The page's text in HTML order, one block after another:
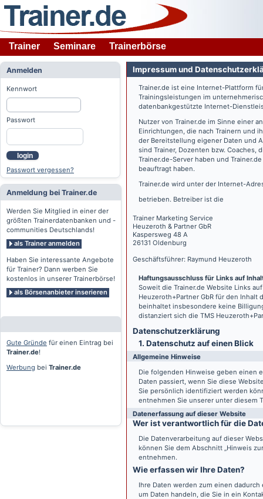
Trainer Seminare Trainerbörse
Anmelden
Kennwort
Passwort
login
Passwort vergessen?
Anmeldung bei Trainer.de
Werden Sie Mitglied in einer der
größten Trainerdatenbanken und -
communities Deutschlands!
als Trainer anmelden
Haben Sie interessante Angebote
für Trainer? Dann werben Sie
kostenlos in unserer Trainerbörse!
als Börsenanbieter inserieren
Gute Gründe für einen Eintrag bei
Trainer.de!
Werbung bei Trainer.de
Impressum und
Trainer.de ist eine Internet-Plattform
Trainingsleistungen im
datenbankgestützte Internet-
Nutzer von Trainer.de im Sinne einer
Einrichtungen, die nach Trainern und
der Bereitstellung eigener Daten und
sind Trainer, Dozenten bzw.
Trainer.de-Server haben und Trainer.de
beauftragt haben.
Trainer.de wird unter der Internet-
betrieben. Betreiber ist die
Trainer Marketing Service
Heuzeroth & Partner GbR
Kaspersweg 48 A
26131 Oldenburg
Geschäftsführer: Raymund Heuzeroth
Haftungsausschluss für Links auf
Soweit die Trainer.de Website Links
Heuzeroth+Partner GbR für den Inhalt
beinhaltet insbesondere keine
distanziert sich die TMS
Datenschutz­erklärung
1. Datenschutz auf einen Blick
Allgemeine Hinweise
Die folgenden Hinweise geben einen
Daten passiert, wenn Sie diese
Sie persönlich identifiziert werden
entnehmen Sie unserer unter diesem
Datenerfassung auf dieser Website
Wer ist verantwortlich für die
Die Datenverarbeitung auf dieser
können Sie dem Abschnitt „Hinweis
entnehmen.
Wie erfassen wir Ihre Daten?
Ihre Daten werden zum einen
um Daten handeln, die Sie in ein